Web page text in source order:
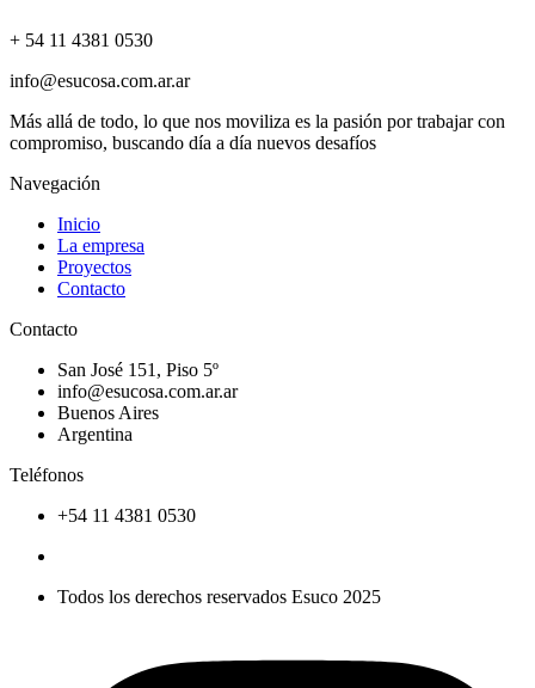
+ 54 11 4381 0530
info@esucosa.com.ar.ar
Más allá de todo, lo que nos moviliza es la pasión por trabajar con
compromiso, buscando día a día nuevos desafíos
Navegación
Inicio
La empresa
Proyectos
Contacto
Contacto
San José 151, Piso 5º
info@esucosa.com.ar.ar
Buenos Aires
Argentina
Teléfonos
+54 11 4381 0530
Todos los derechos reservados Esuco 2025